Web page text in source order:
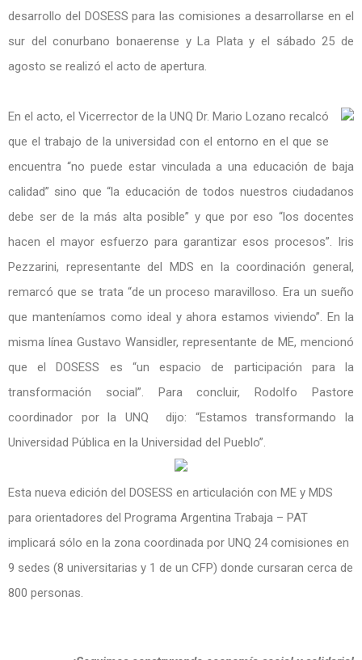
desarrollo del DOSESS para las comisiones a desarrollarse en el
sur del conurbano bonaerense y La Plata y el sábado 25 de
agosto se realizó el acto de apertura.
En el acto, el Vicerrector de la UNQ Dr. Mario Lozano recalcó
que el trabajo de la universidad con el entorno en el que se
encuentra “no puede estar vinculada a una educación de baja
calidad” sino que “la educación de todos nuestros ciudadanos
debe ser de la más alta posible” y que por eso “los docentes
hacen el mayor esfuerzo para garantizar esos procesos”. Iris
Pezzarini, representante del MDS en la coordinación general,
remarcó que se trata “de un proceso maravilloso. Era un sueño
que manteníamos como ideal y ahora estamos viviendo”. En la
misma línea Gustavo Wansidler, representante de ME, mencionó
que el DOSESS es “un espacio de participación para la
transformación social”. Para concluir, Rodolfo Pastore
coordinador por la UNQ dijo: “Estamos transformando la
Universidad Pública en la Universidad del Pueblo”.
Esta nueva edición del DOSESS en articulación con ME y MDS
para orientadores del Programa Argentina Trabaja – PAT
implicará sólo en la zona coordinada por UNQ 24 comisiones en
9 sedes (8 universitarias y 1 de un CFP) donde cursaran cerca de
800 personas.